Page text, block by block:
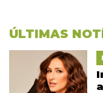
ÚLTIMAS